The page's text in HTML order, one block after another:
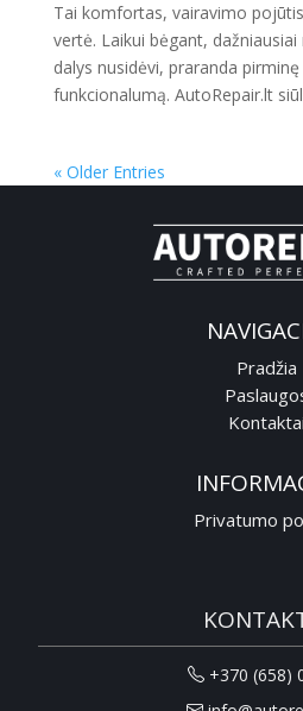
Tai komfortas, vairavimo
vertė. Laikui bėgant,
dalys nusidėvi, praranda
funkcionalumą. AutoRepair.lt
« Older Entries
Pradžia
Kontaktai
Privatumo
+370 (658)